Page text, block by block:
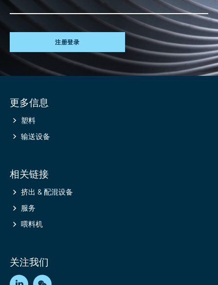
注册登录
information
更多信息
塑料
输送设备
相关链接
挤出 & 配混设备
服务
喂料机
关注我们
LinkedIn